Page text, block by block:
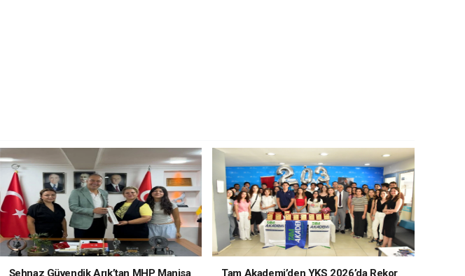
Şehnaz Güvendik Arık’tan MHP Manisa
Tam Akademi’den YKS 2026’da Rekor